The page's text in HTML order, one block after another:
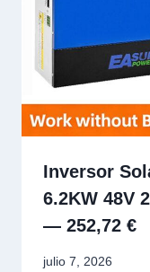
Inversor
6.2KW 48V
— 252,72 €
julio 7, 2026